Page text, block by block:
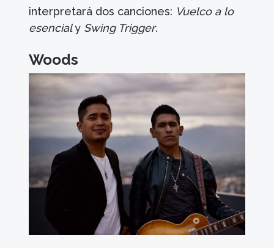
interpretará dos canciones: Vuelco a lo
esencialy Swing Trigger.
Woods